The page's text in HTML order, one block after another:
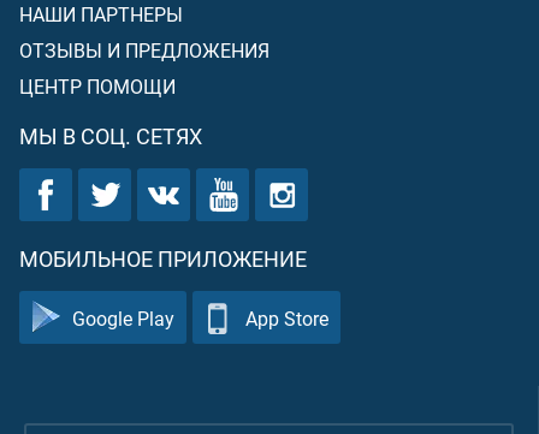
НАШИ ПАРТНЕРЫ
ОТЗЫВЫ И ПРЕДЛОЖЕНИЯ
ЦЕНТР ПОМОЩИ
МЫ В СОЦ. СЕТЯХ
МОБИЛЬНОЕ ПРИЛОЖЕНИЕ
Google Play App Store